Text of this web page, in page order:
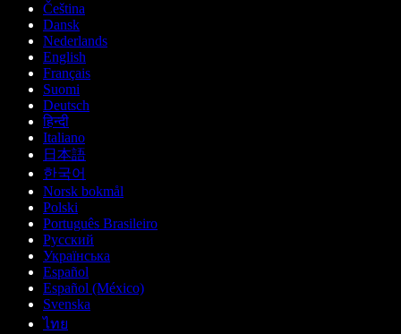
Čeština
Dansk
Nederlands
English
Français
Suomi
Deutsch
हिन्दी
Italiano
日本語
한국어
Norsk bokmål
Polski
Português Brasileiro
Русский
Українська
Español
Español (México)
Svenska
ไทย